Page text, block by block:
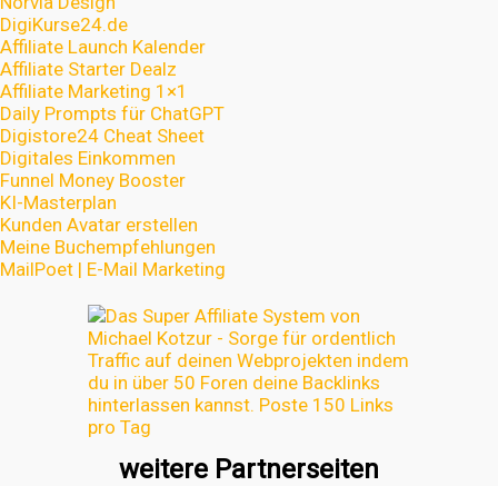
DigiKurse24.de
Affiliate Launch Kalender
Affiliate Starter Dealz
Affiliate Marketing 1×1
Daily Prompts für ChatGPT
Digistore24 Cheat Sheet
Digitales Einkommen
Funnel Money Booster
KI-Masterplan
Kunden Avatar erstellen
Meine Buchempfehlungen
MailPoet | E-Mail Marketing
weitere Partnerseiten